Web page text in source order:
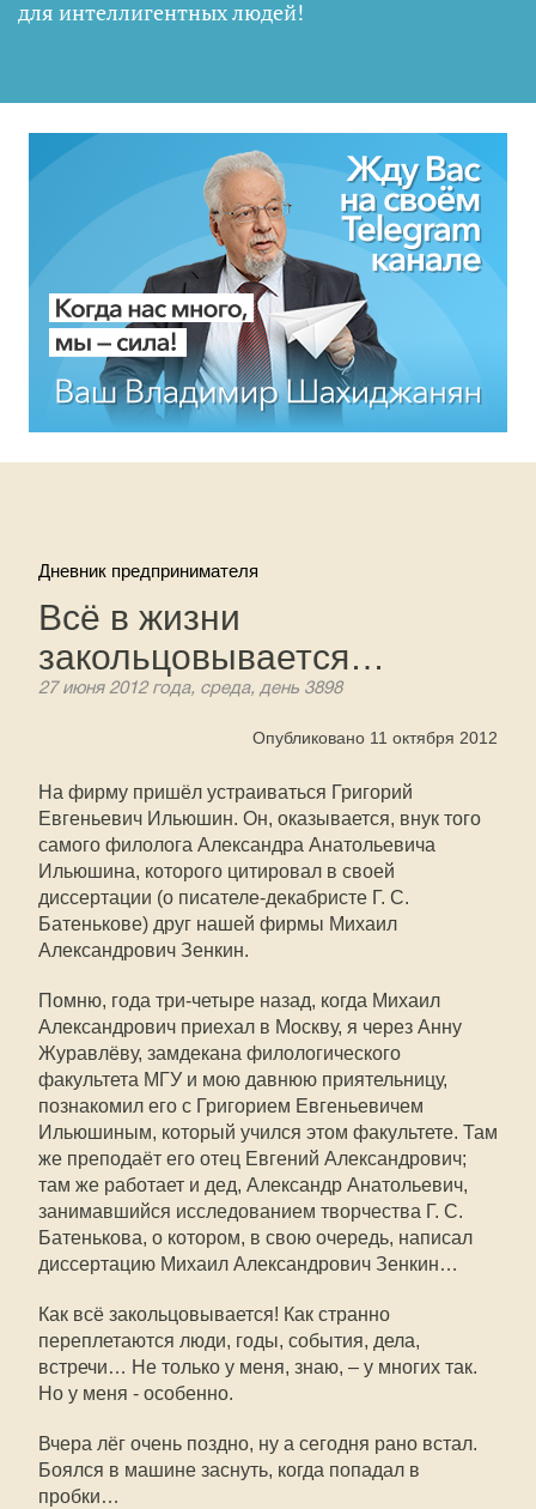
для интеллигентных людей!
Дневник предпринимателя
Всё в жизни
закольцовывается…
27 июня 2012 года, среда, день 3898
Опубликовано 11 октября 2012
На фирму пришёл устраиваться Григорий
Евгеньевич Ильюшин. Он, оказывается, внук того
самого филолога Александра Анатольевича
Ильюшина, которого цитировал в своей
диссертации (о писателе-декабристе Г. С.
Батенькове) друг нашей фирмы Михаил
Александрович Зенкин.
Помню, года три-четыре назад, когда Михаил
Александрович приехал в Москву, я через Анну
Журавлёву, замдекана филологического
факультета МГУ и мою давнюю приятельницу,
познакомил его с Григорием Евгеньевичем
Ильюшиным, который учился этом факультете. Там
же преподаёт его отец Евгений Александрович;
там же работает и дед, Александр Анатольевич,
занимавшийся исследованием творчества Г. С.
Батенькова, о котором, в свою очередь, написал
диссертацию Михаил Александрович Зенкин…
Как всё закольцовывается! Как странно
переплетаются люди, годы, события, дела,
встречи… Не только у меня, знаю, – у многих так.
Но у меня - особенно.
Вчера лёг очень поздно, ну а сегодня рано встал.
Боялся в машине заснуть, когда попадал в
пробки…